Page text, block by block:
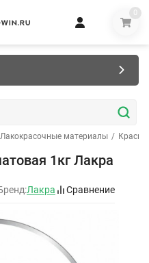
0
Лакокрасочные материалы / Краски
1кг Лакра
Лакра Сравнение